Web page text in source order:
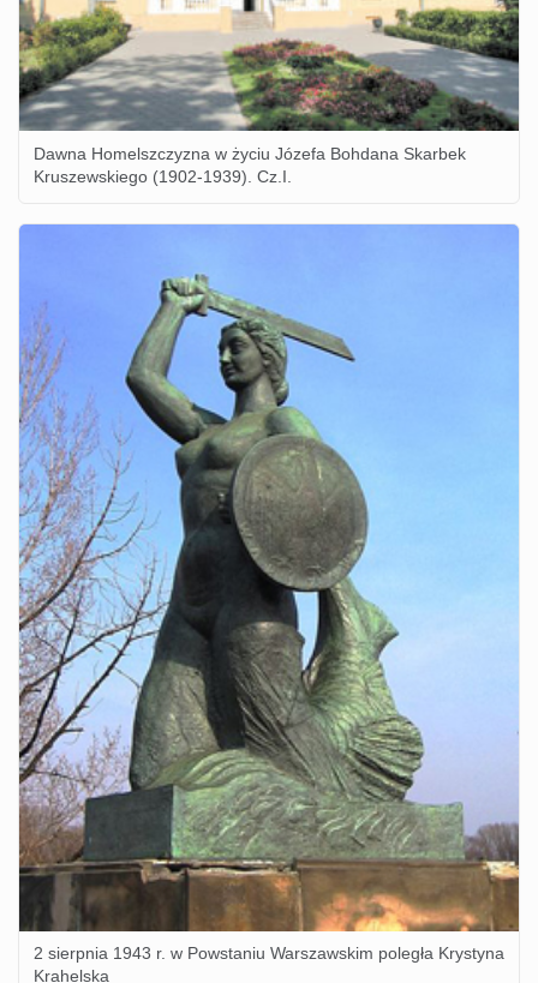
Dawna Homelszczyzna w życiu Józefa Bohdana Skarbek
Kruszewskiego (1902-1939). Cz.I.
2 sierpnia 1943 r. w Powstaniu Warszawskim poległa Krystyna
Krahelska